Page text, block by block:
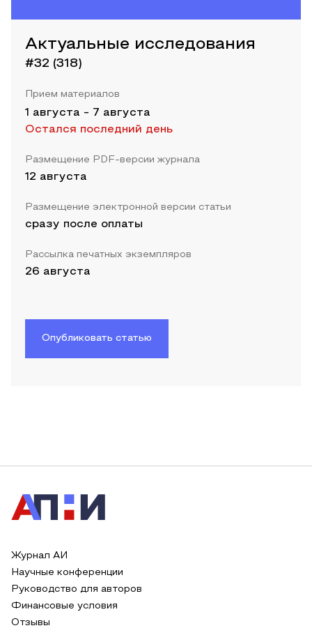
Актуальные исследования
#32 (318)
Прием материалов
1 августа - 7 августа
Остался последний день
Размещение PDF-версии журнала
12 августа
Размещение электронной версии статьи
сразу после оплаты
Рассылка печатных экземпляров
26 августа
Опубликовать статью
Журнал АИ
Научные конференции
Руководство для авторов
Финансовые условия
Отзывы